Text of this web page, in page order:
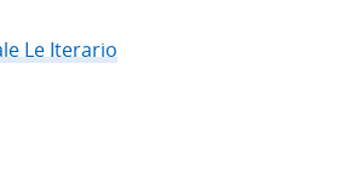
Le Iterario